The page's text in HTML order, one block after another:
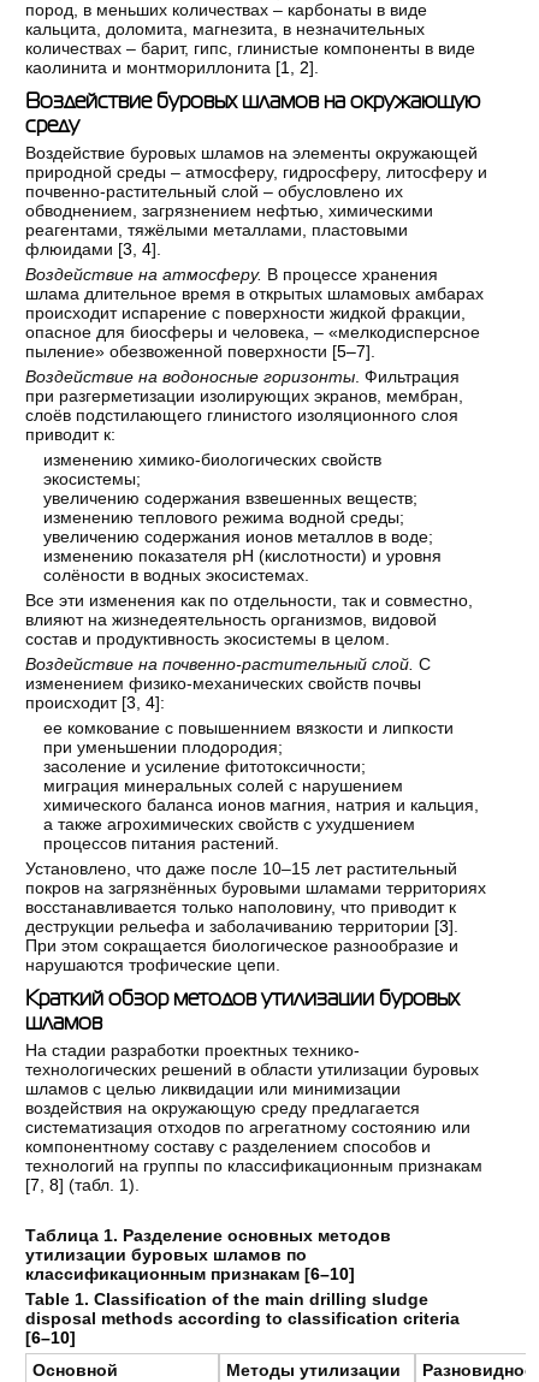
пород, в меньших количествах – карбонаты в виде
кальцита, доломита, магнезита, в незначительных
количествах – барит, гипс, глинистые компоненты в виде
каолинита и монтмориллонита [1 2].
Воздействие буровых шламов на окружающую
среду
Воздействие буровых шламов на элементы окружающей
природной среды – атмосферу, гидросферу, литосферу и
почвенно-растительный слой – обусловлено их
обводнением, загрязнением нефтью, химическими
реагентами, тяжёлыми металлами, пластовыми
флюидами [3 ,4].
Воздействие на атмосферу. В процессе хранения
шлама длительное время в открытых шламовых амбарах
происходит испарение с поверхности жидкой фракции,
опасное для биосферы и человека, – «мелкодисперсное
пыление» обезвоженной поверхности [5–7].
Воздействие на водоносные горизонты . Фильтрация
при разгерметизации изолирующих экранов, мембран,
слоёв подстилающего глинистого изоляционного слоя
приводит к:
изменению химико-биологических свойств
экосистемы;
увеличению содержания взвешенных веществ;
изменению теплового режима водной среды;
увеличению содержания ионов металлов в воде;
изменению показателя рН (кислотности) и уровня
солёности в водных экосистемах.
Все эти изменения как по отдельности, так и совместно,
влияют на жизнедеятельность организмов, видовой
состав и продуктивность экосистемы в целом.
Воздействие на почвенно-растительный слой. С
изменением физико-механических свойств почвы
происходит [3 ,4]:
ее комкование с повышеннием вязкости и липкости
при уменьшении плодородия;
засоление и усиление фитотоксичности;
миграция минеральных солей с нарушением
химического баланса ионов магния, натрия и кальция,
а также агрохимических свойств с ухудшением
процессов питания растений.
Установлено, что даже после 10–15 лет растительный
покров на загрязнённых буровыми шламами территориях
восстанавливается только наполовину, что приводит к
деструкции рельефа и заболачиванию территории [3].
При этом сокращается биологическое разнообразие и
нарушаются трофические цепи.
Краткий обзор методов утилизации буровых
шламов
На стадии разработки проектных технико-
технологических решений в области утилизации буровых
шламов с целью ликвидации или минимизации
воздействия на окружающую среду предлагается
систематизация отходов по агрегатному состоянию или
компонентному составу с разделением способов и
технологий на группы по классификационным признакам
[7 ,8] (табл. 1).
Таблица 1. Разделение основных методов
утилизации буровых шламов по
классификационным признакам [6–10]
Table 1. Classification of the main drilling sludge
disposal methods according to classification criteria
[6–10]
Основной
Методы утилизации